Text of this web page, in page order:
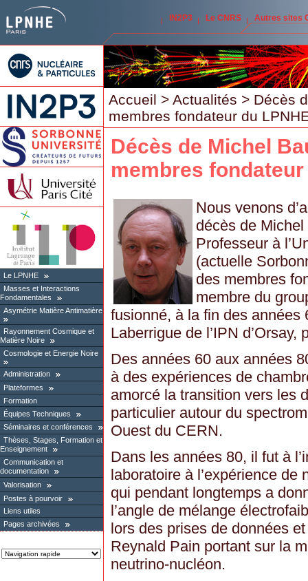
IN2P3 Le CNRS Autres sites
Le LPNHE
Masses et Interactions
Fondamentales
Asymétrie Matière Antimatière
Rayonnement Cosmique et
Matière Noire
Cosmologie et Energie Noire
Administration
Plateformes
Formation
Équipes Techniques
Séminaires et conférences
Thèses, Stages, Formation et
Enseignement
Communication et
documentation
Valorisation
Postes à pourvoir
Liens utiles
Pages archivées
Accueil > Actualités > Décès
membres fondateur du
Décès de Michel
membres fondateur
Nous venons
décès de Michel
Professeur à
(actuelle
des membres
membre du
fusionné, à la fin des années
Laberrigue de l’IPN
Des années 60 aux années
à des expériences de
amorcé la transition vers les
particulier autour du
Ouest du CERN.
Dans les années 80, il fut à
laboratoire à l’expérience
qui pendant longtemps a
l’angle de mélange
lors des prises de données
Reynald Pain portant sur la
neutrino-nucléon.